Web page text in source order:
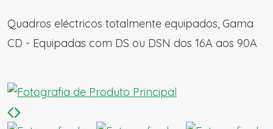
Quadros eléctricos totalmente equipados, Gama
CD - Equipadas com DS ou DSN dos 16A aos 90A